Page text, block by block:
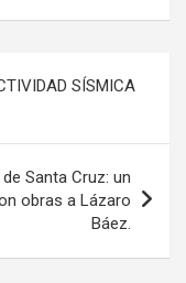
SÍSMICA
Santa Cruz: un
obras a Lázaro
Báez.